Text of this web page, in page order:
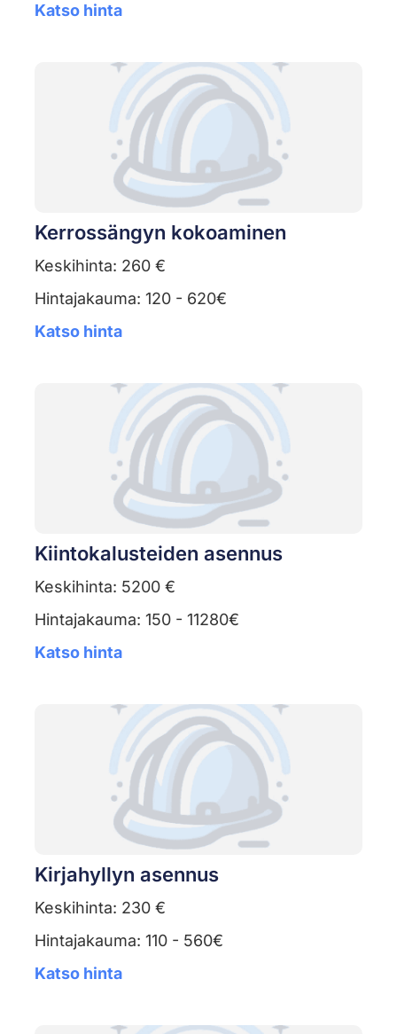
Katso hinta
Kerrossängyn kokoaminen
Keskihinta: 260 €
Hintajakauma: 120 - 620€
Katso hinta
Kiintokalusteiden asennus
Keskihinta: 5200 €
Hintajakauma: 150 - 11280€
Katso hinta
Kirjahyllyn asennus
Keskihinta: 230 €
Hintajakauma: 110 - 560€
Katso hinta